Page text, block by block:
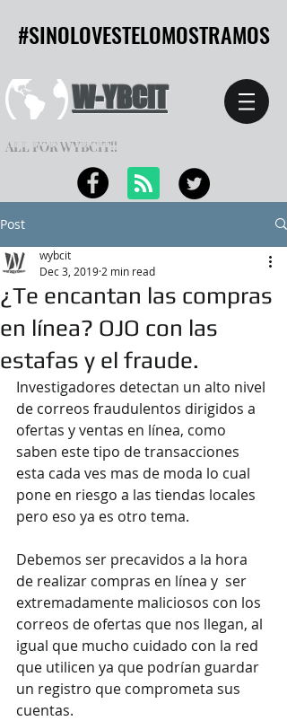
#SINOLOVESTELOMOSTRAMOS
#SINOLOVESTELOMOSTRAMOS
ALL FOR WYBCIT!!
W-YBCIT
Post
¿Te encantan las compras
en línea? OJO con las
estafas y el fraude.
wybcit
Dec 3, 2019 2 min read
Investigadores detectan un alto nivel
de correos fraudulentos dirigidos a
ofertas y ventas en línea, como
saben este tipo de transacciones
esta cada ves mas de moda lo cual
pone en riesgo a las tiendas locales
pero eso ya es otro tema.
Debemos ser precavidos a la hora
de realizar compras en línea y  ser
extremadamente maliciosos con los
correos de ofertas que nos llegan, al
igual que mucho cuidado con la red
que utilicen ya que podrían guardar
un registro que comprometa sus
cuentas.